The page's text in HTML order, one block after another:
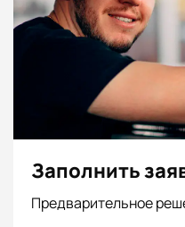
Заполнить
Предварительное